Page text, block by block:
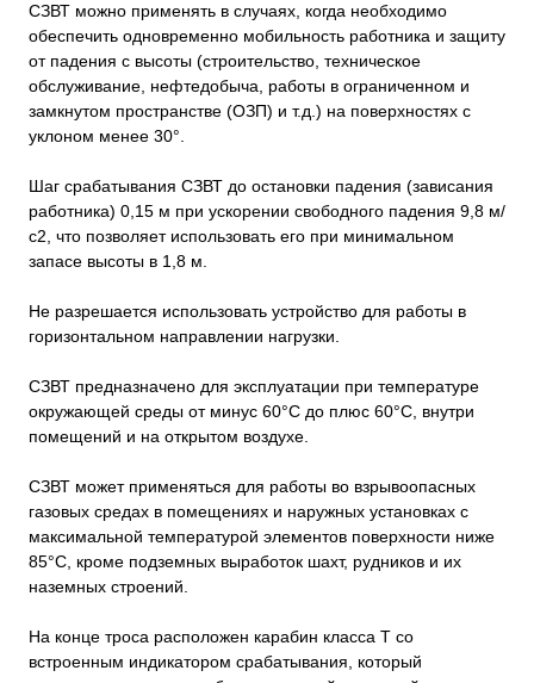
СЗВТ можно применять в случаях, когда необходимо
обеспечить одновременно мобильность работника и защиту
от падения с высоты (строительство, техническое
обслуживание, нефтедобыча, работы в ограниченном и
замкнутом пространстве (ОЗП) и т.д.) на поверхностях с
уклоном менее 30°.
Шаг срабатывания СЗВТ до остановки падения (зависания
работника) 0,15 м при ускорении свободного падения 9,8 м/
с2, что позволяет использовать его при минимальном
запасе высоты в 1,8 м.
Не разрешается использовать устройство для работы в
горизонтальном направлении нагрузки.
СЗВТ предназначено для эксплуатации при температуре
окружающей среды от минус 60°С до плюс 60°С, внутри
помещений и на открытом воздухе.
СЗВТ может применяться для работы во взрывоопасных
газовых средах в помещениях и наружных установках с
максимальной температурой элементов поверхности ниже
85°С, кроме подземных выработок шахт, рудников и их
наземных строений.
На конце троса расположен карабин класса Т со
встроенным индикатором срабатывания, который